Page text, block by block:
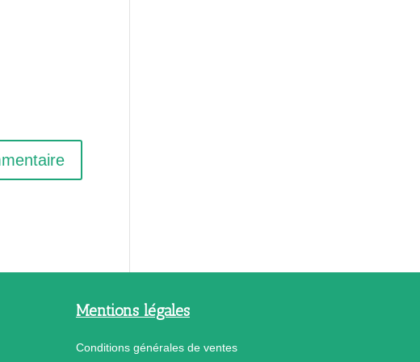
Mentions légales
Conditions générales de ventes